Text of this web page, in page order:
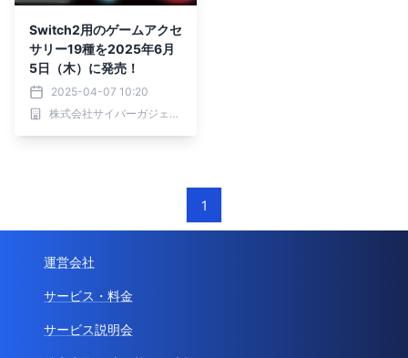
Switch2用のゲームアクセ
サリー19種を2025年6月
5日（木）に発売！
2025-04-07 10:20
株式会社サイバーガジェット
1
運営会社
サービス・料金
サービス説明会